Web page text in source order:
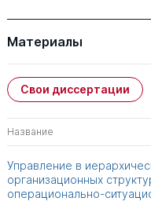
Материалы
Свои диссертации
Название
Управление в
организационных
операционально-